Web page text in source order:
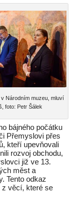
Národním muzeu, mluví
foto: Petr Šálek
bájného počátku
Přemyslovi přes
kteří upevňovali
rozvoj obchodu,
již ve 13.
měst a
Tento odkaz
z věcí, které se